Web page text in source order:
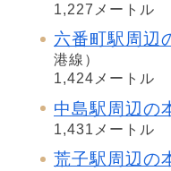
1,227メートル
六番町駅周辺
港線）
1,424メートル
中島駅周辺の
1,431メートル
荒子駅周辺の